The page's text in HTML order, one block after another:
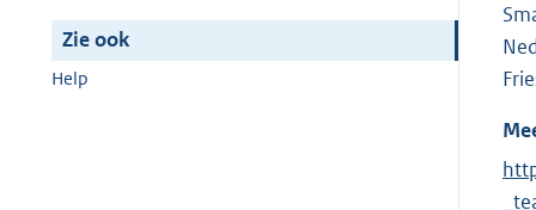
Zie ook
Help
E